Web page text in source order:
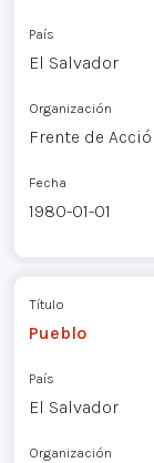
País
El Salvador
Organización
Frente de
Fecha
1980-01-01
Título
Pueblo
País
El Salvador
Organización